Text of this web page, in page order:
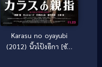
Karasu no oyayubi
(2012) นิ้วโป้งอีกา [ซับ